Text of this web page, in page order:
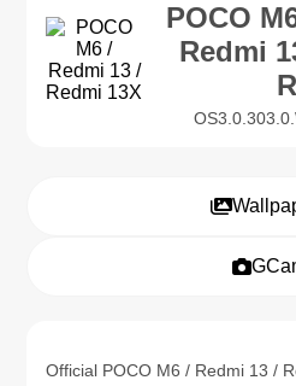
POCO
Redmi
Official POCO M6 / Redmi 13 /